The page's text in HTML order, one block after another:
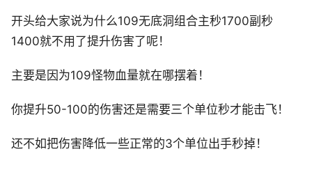
开头给大家说为什么109无底洞组合主秒1700副秒
1400就不用了提升伤害了呢！
主要是因为109怪物血量就在哪摆着！
你提升50-100的伤害还是需要三个单位秒才能击飞！
还不如把伤害降低一些正常的3个单位出手秒掉！